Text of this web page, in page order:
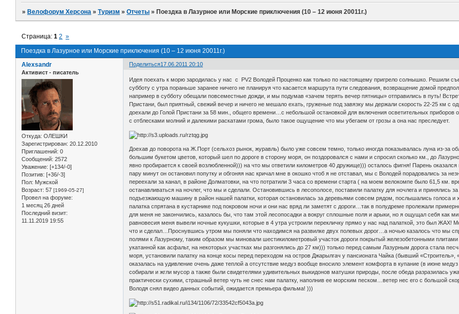
» Велофорум Херсона »Туризм »Отчеты » Поездка в Лазурное или Морские приключения (10 – 12 июня 20011г.)
Поездка в Лазурное или Морские приключения (10 – 12 июня 20011г.)
Страница:1 2 »
Поделиться17.06.2011 20:10
Alexsandr
Активист - писатель
Откуда: ОЛЕШКИ
Зарегистрирован: 20.12.2010
Приглашений: 0
Сообщений: 2572
Уважение: [+134/-0]
Позитив: [+36/-3]
Пол: Мужской
Возраст: 57 [1969-05-27]
Провел на форуме:
1 месяц 26 дней
Последний визит:
11.11.2019 19:55
Идея поехать к морю зародилась у нас с PV2 Володей Проценко как только по настоящему пригрело солнышко. Решили
субботу с утра пораньше заранее ничего не планируя что касается маршрута пути следования, возвращение домой
например в субботу обещали повсеместные дожди, и мы подумав «зачем терять вечер пятницы» отправились в путь!
Пристани, был приятный, свежий вечер и ничего не мешало ехать, груженые под завязку мы держали скорость 22-25 км с
доехали до Голой Пристани за 58 мин., общего времени…с небольшой остановкой для включения осветительных
с отблесками молний и далекими раскатами грома, было такое ощущение что мы убегаем от грозы а она нас преследует.
Доехав до поворота на Ж.Порт (сельхоз рынок, журавль) было уже совсем темно, только иногда показывалась луна из-за
большим букетом цветов, который шел по дороге в сторону моря, он поздоровался с нами и спросил сколько км., до
явно пробирается к своей возлюбленной))) на что мы ответили километров 40 дружище))) осталось фигня! Парень
пару минут он остановил попутку и обгоняя нас кричал мне в окошко чтоб я не отставал, мы с Володей порадовались за
переехали за канал, в районе Долматовки, на что потратили 3 часа со времени старта ( на моем велокомпе было 61,5 км.
останавливаться на ночлег, что мы и сделали. Остановившись в лесополосе, поставили палатку для ночлега и
подъезжающую машину в район нашей палатки, которая остановилась за деревьями совсем рядом, послышались голоса
палатка спрятана в кустарнике под покровом ночи и они нас вряд ли заметят с дороги…так в полудреме пролежали
для меня не закончились, казалось бы, что там этой лесопосадки а вокруг сплошные поля и арыки, но я ощущал себя как
равновесия меня вывели ночные кукушки, которые в 4 утра устроили перекличку прямо у нас над палаткой, это был ЖАХ!
что и сделал…Проснувшись утром мы поняли что находимся на развилке двух полевых дорог…а ночью казалось что мы
полями к Лазурному, таким образом мы миновали шестикилометровый участок дороги покрытый железобетонными
укатанной как асфальт, на некоторых участках мы разгонялись до 27 км))) только перед самым Лазурным дорога стала
моря, установили палатку на конце косы перед переходом на остров Джарылгач у пансионата Чайка (бывший
оказалась на удивление очень даже теплой а отсутствие медуз вообще вносило элемент комфорта в купание (в июне
собирали и жгли мусор а также были свидетелями удивительных выкидонов матушки природы, после обеда разразилась
практически сухими, страшный ветер чуть не снес нам палатку, наполнив ее морским песком…ветер нес его с большой
Володя снял видео данных событий, ожидается премьера фильма! )))